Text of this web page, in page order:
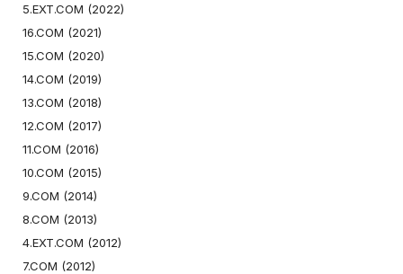
5.EXT.COM (2022)
16.COM (2021)
15.COM (2020)
14.COM (2019)
13.COM (2018)
12.COM (2017)
11.COM (2016)
10.COM (2015)
9.COM (2014)
8.COM (2013)
4.EXT.COM (2012)
7.COM (2012)